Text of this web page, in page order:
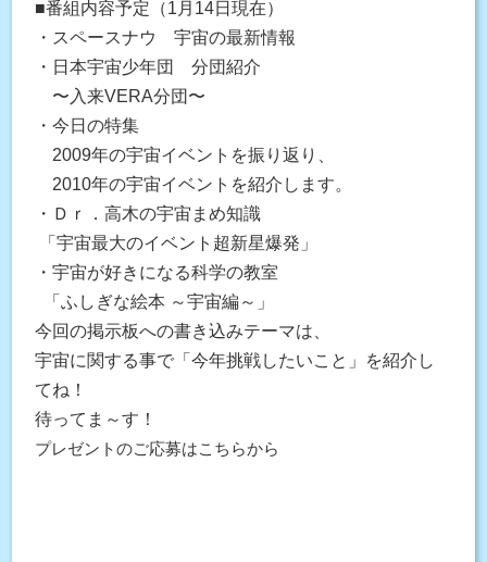
■番組内容予定（1月14日現在）
・スペースナウ 宇宙の最新情報
・日本宇宙少年団 分団紹介
〜入来VERA分団〜
・今日の特集
2009年の宇宙イベントを振り返り、
2010年の宇宙イベントを紹介します。
・Ｄｒ．高木の宇宙まめ知識
「宇宙最大のイベント超新星爆発」
・宇宙が好きになる科学の教室
「ふしぎな絵本 ～宇宙編～」
今回の掲示板への書き込みテーマは、
宇宙に関する事で「今年挑戦したいこと」を紹介し
てね！
待ってま～す！
プレゼントのご応募はこちらから